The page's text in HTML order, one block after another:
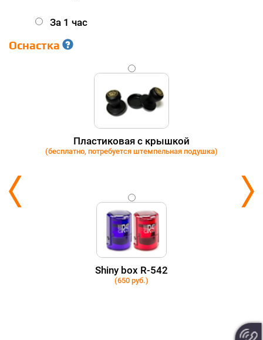
За 1 час
Оснастка
Пластиковая с крышкой
(бесплатно, потребуется штемпельная подушка)
Shiny box R-542
(650 руб.)